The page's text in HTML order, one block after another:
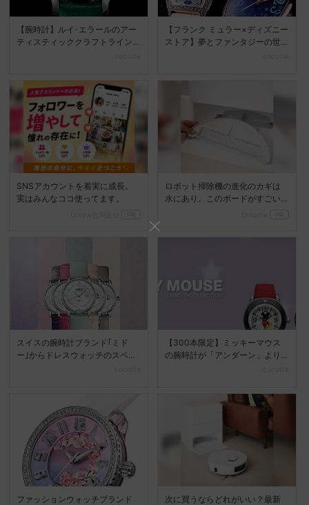
【腕時計】ルイ･エラールのアー
ティスティッククラフトライン
【フランク ミュラー×ディズニー
ストア】夢とファンタジーの世
SNSアカウントを着実に成長。
実はみんなココ使ってます。
ロボット掃除機の進化のカギは
水にあり。このボードがすごい
スイスの腕時計ブランド｢ミド
ー｣からドレスウォッチのスペシ
【300本限定】ミッキーマウス
の腕時計が「アンダーン」より
ファッションウォッチブランド
次に買うならどれがいい？最新